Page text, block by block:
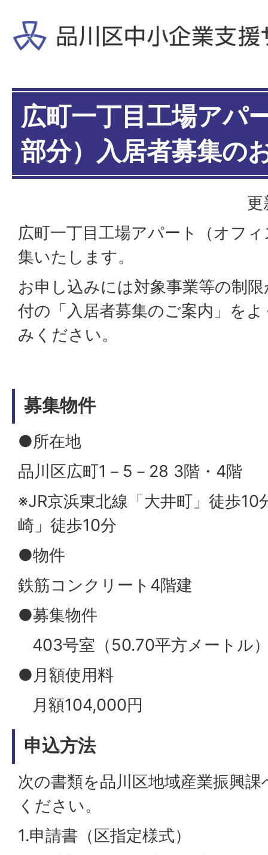
広町一丁目工場アパ
部分）入居者募集の
更
広町一丁目工場アパート（オフ
集いたします。
お申し込みには対象事業等の制
付の「入居者募集のご案内」を
みください。
募集物件
●所在地
品川区広町1－5－28 3階・4階
※JR京浜東北線「大井町」徒歩10
崎」徒歩10分
●物件
鉄筋コンクリート4階建
●募集物件
403号室（50.70平方メートル
●月額使用料
月額104,000円
申込方法
次の書類を品川区地域産業振興
ください。
1.申請書（区指定様式）